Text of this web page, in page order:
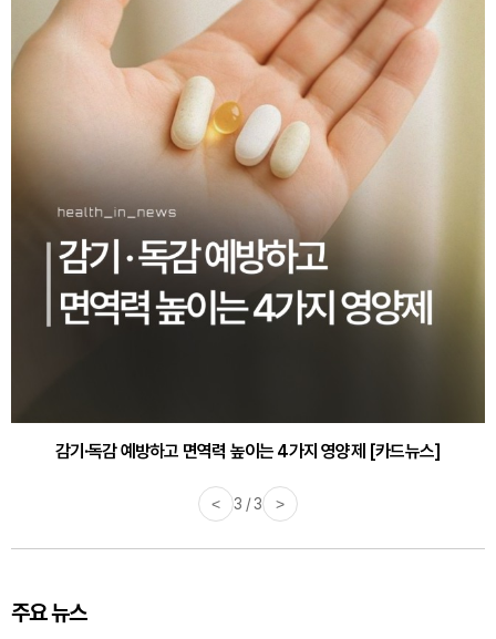
감기·독감 예방하고 면역력 높이는 4가지 영양제 [카드뉴스]
< 3 / 3 >
주요 뉴스